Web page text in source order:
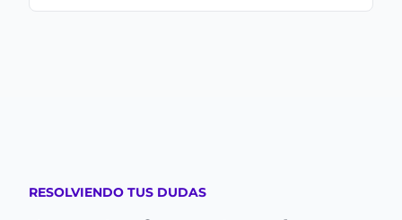
RESOLVIENDO TUS DUDAS